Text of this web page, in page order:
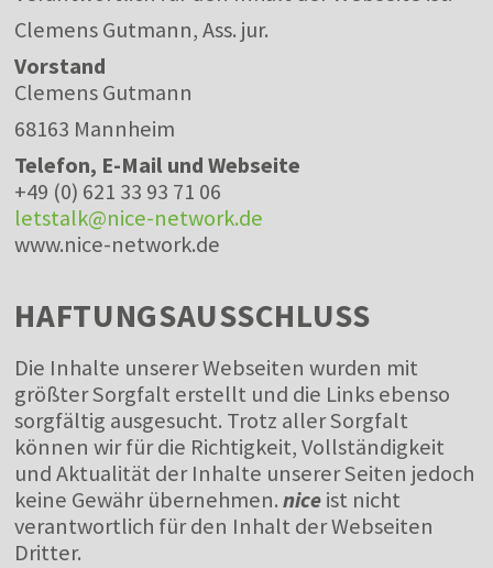
Clemens Gutmann, Ass. jur.
Vorstand
Clemens Gutmann
68163 Mannheim
Telefon, E-Mail und Webseite
+49 (0) 621 33 93 71 06
letstalk@nice-network.de
www.nice-network.de
HAFTUNGSAUSSCHLUSS
Die Inhalte unserer Webseiten wurden mit
größter Sorgfalt erstellt und die Links ebenso
sorgfältig ausgesucht. Trotz aller Sorgfalt
können wir für die Richtigkeit, Vollständigkeit
und Aktualität der Inhalte unserer Seiten jedoch
keine Gewähr übernehmen.niceist nicht
verantwortlich für den Inhalt der Webseiten
Dritter.